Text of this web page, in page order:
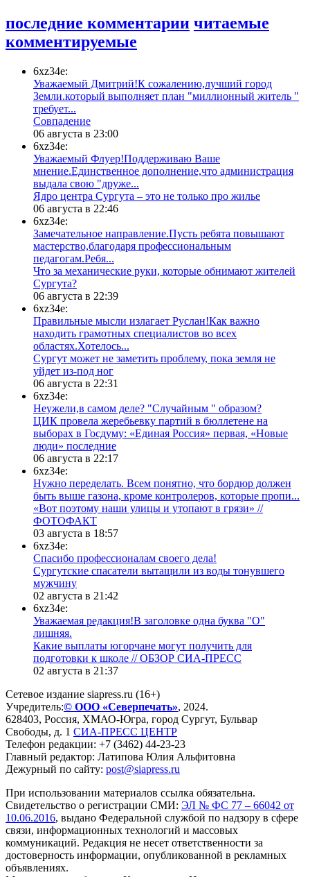
последние комментарии читаемые
комментируемые
6xz34e:
Уважаемый Дмитрий!К сожалению,лучший город
Земли.который выполняет план "миллионный житель "
требует...
​Совпадение
06 августа в 23:00
6xz34e:
Уважаемый Флуер!Поддерживаю Ваше
мнение.Единственное дополнение,что администрация
выдала свою "друже...
​Ядро центра Сургута ‒ это не только про жилье
06 августа в 22:46
6xz34e:
Замечательное направление.Пусть ребята повышают
мастерство,благодаря профессиональным
педагогам.Ребя...
​Что за механические руки, которые обнимают жителей
Сургута?
06 августа в 22:39
6xz34e:
Правильные мысли излагает Руслан!Как важно
находить грамотных специалистов во всех
областях.Хотелось...
Сургут может не заметить проблему, пока земля не
уйдет из-под ног
06 августа в 22:31
6xz34e:
Неужели,в самом деле? "Случайным " образом?
ЦИК провела жеребьевку партий в бюллетене на
выборах в Госдуму: «Единая Россия» первая, «Новые
люди» последние
06 августа в 22:17
6xz34e:
Нужно переделать. Всем понятно, что бордюр должен
быть выше газона, кроме контролеров, которые пропи...
«Вот поэтому наши улицы и утопают в грязи» //
ФОТОФАКТ
03 августа в 18:57
6xz34e:
Спасибо профессионалам своего дела!
Сургутские спасатели вытащили из воды тонувшего
мужчину
02 августа в 21:42
6xz34e:
Уважаемая редакция!В заголовке одна буква "О"
лишняя.
Какие выплаты югорчане могут получить для
подготовки к школе // ОБЗОР СИА-ПРЕСС
02 августа в 21:37
Сетевое издание siapress.ru (16+)
Учредитель:© ООО «Северпечать», 2024.
628403, Россия, ХМАО-Югра, город Сургут, Бульвар
Свободы, д. 1 СИА-ПРЕСС ЦЕНТР
Телефон редакции: +7 (3462) 44-23-23
Главный редактор: Латипова Юлия Альфитовна
Дежурный по сайту: post@siapress.ru
При использовании материалов ссылка обязательна.
Свидетельство о регистрации СМИ: ЭЛ № ФС 77 – 66042 от
10.06.2016, выдано Федеральной службой по надзору в сфере
связи, информационных технологий и массовых
коммуникаций. Редакция не несет ответственности за
достоверность информации, опубликованной в рекламных
объявлениях.